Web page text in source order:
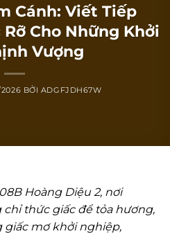
Cánh: Viết Tiếp
Cho Những Khởi
Vượng
BỞI ADGFJDH67W
Hoàng Diệu 2, nơi
thức giấc để tỏa hương,
giấc mơ khởi nghiệp,